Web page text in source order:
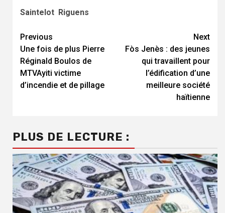
Saintelot Riguens
Continue
Reading
Previous
Une fois de plus Pierre
Réginald Boulos de
MTVAyiti victime
d’incendie et de pillage
Next
Fòs Jenès : des jeunes
qui travaillent pour
l’édification d’une
meilleure société
haïtienne
PLUS DE LECTURE :